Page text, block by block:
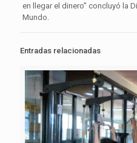
en llegar el dinero” concluyó la
Mundo.
Entradas relacionadas